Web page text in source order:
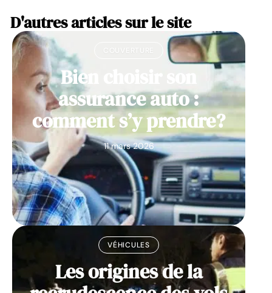
D'autres articles sur le site
Bien choisir son
assurance auto :
comment s’y prendre?
11 mars 2026
VÉHICULES
Les origines de la